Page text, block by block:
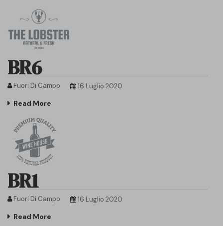
BR6
Fuori Di Campo 16 Luglio 2020
Read More
BR1
Fuori Di Campo 16 Luglio 2020
Read More